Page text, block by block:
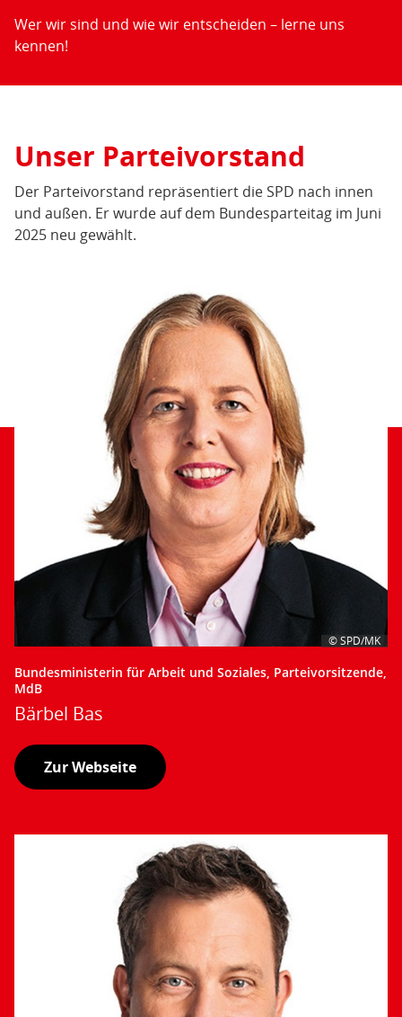
Wer wir sind und wie wir entscheiden – lerne uns
kennen!
Unser Parteivorstand
Der Parteivorstand repräsentiert die SPD nach innen
und außen. Er wurde auf dem Bundesparteitag im Juni
2025 neu gewählt.
© SPD/MK
Bundesministerin für Arbeit und Soziales, Parteivorsitzende,
MdB
Bärbel Bas
Zur Webseite